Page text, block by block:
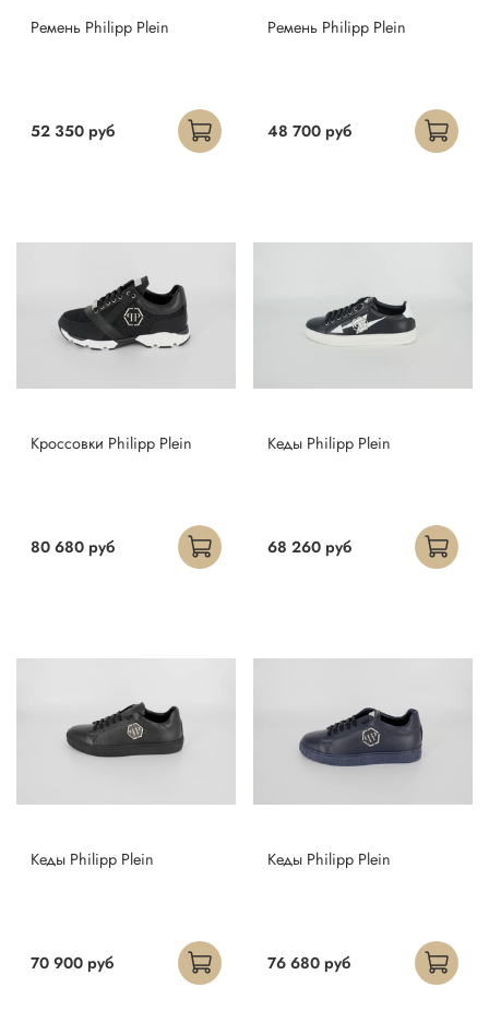
Ремень Philipp Plein
52 350 руб
Ремень Philipp Plein
48 700 руб
Кроссовки Philipp Plein
80 680 руб
Кеды Philipp Plein
68 260 руб
Кеды Philipp Plein
70 900 руб
Кеды Philipp Plein
76 680 руб